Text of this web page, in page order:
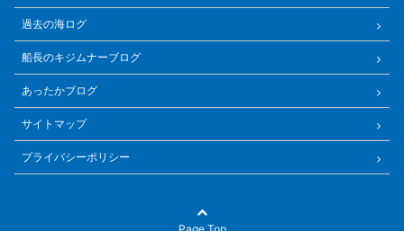
過去の海ログ
船長のキジムナーブログ
あったかブログ
サイトマップ
プライバシーポリシー